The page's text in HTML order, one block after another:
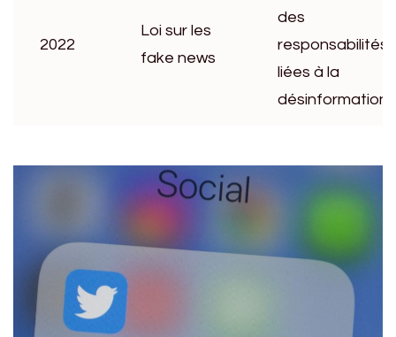
2022
Loi sur les
fake news
des
responsabilités
liées à la
désinformation